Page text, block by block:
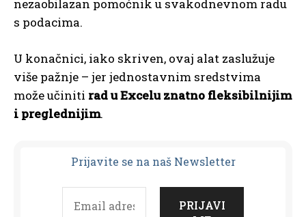
nezaobilazan pomoćnik u svakodnevnom radu
s podacima.
U konačnici, iako skriven, ovaj alat zaslužuje
više pažnje – jer jednostavnim sredstvima
može učiniti rad u Excelu znatno fleksibilnijim
i preglednijim.
Prijavite se na naš Newsletter